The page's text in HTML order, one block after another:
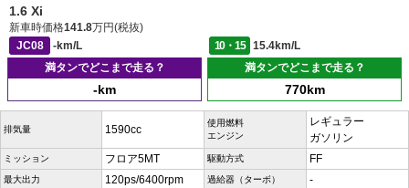
1.6 Xi
新車時価格141.8万円(税抜)
JC08
-km/L 10・15
15.4km/L
満タンでどこまで走る？
-km
満タンでどこまで走る？
770km
排気量 1590cc
使用燃料
エンジン
レギュラー
ガソリン
ミッション フロア5MT 駆動方式 FF
最大出力 120ps/6400rpm 過給器（ターボ） -